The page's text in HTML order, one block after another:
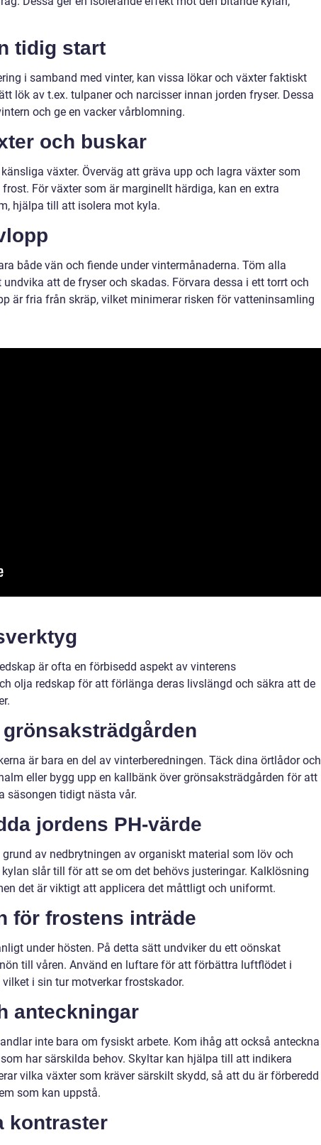
tidig start
i samband med vinter, kan vissa lökar och växter faktiskt
lök av t.ex. tulpaner och narcisser innan jorden fryser. Dessa
och ge en vacker vårblomning.
och buskar
växter. Överväg att gräva upp och lagra växter som
För växter som är marginellt härdiga, kan en extra
hjälpa till att isolera mot kyla.
både vän och fiende under vintermånaderna. Töm alla
att de fryser och skadas. Förvara dessa i ett torrt och
är fria från skräp, vilket minimerar risken för vatteninsamling
är ofta en förbisedd aspekt av vinterens
olja redskap för att förlänga deras livslängd och säkra att de
är bara en del av vinterberedningen. Täck dina örtlådor och
eller bygg upp en kallbänk över grönsaksträdgården för att
säsongen tidigt nästa vår.
jordens PH-värde
av nedbrytningen av organiskt material som löv och
slår till för att se om det behövs justeringar. Kalklösning
det är viktigt att applicera det måttligt och uniformt.
för frostens inträde
under hösten. På detta sätt undviker du ett oönskat
till våren. Använd en luftare för att förbättra luftflödet i
i sin tur motverkar frostskador.
anteckningar
inte bara om fysiskt arbete. Kom ihåg att också anteckna
har särskilda behov. Skyltar kan hjälpa till att indikera
vilka växter som kräver särskilt skydd, så att du är förberedd
som kan uppstå.
kontraster